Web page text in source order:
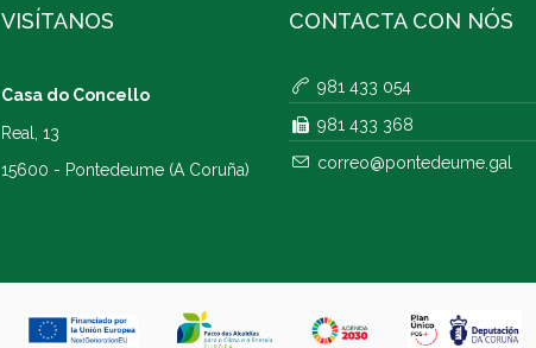
VISÍTANOS
Casa do Concello
Real, 13
15600 - Pontedeume (A Coruña)
CONTACTA CON NÓS
981 433 054
981 433 368
correo@pontedeume.gal